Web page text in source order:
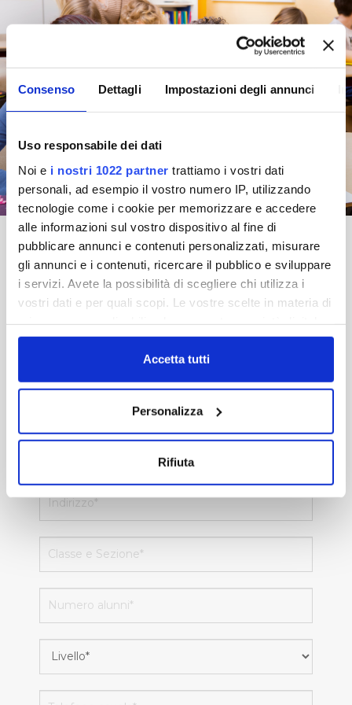
Consenso Dettagli Impostazioni degli annunci
Uso responsabile dei dati
Noi e i nostri 1022 partner trattiamo i vostri dati
personali, ad esempio il vostro numero IP, utilizzando
tecnologie come i cookie per memorizzare e accedere
alle informazioni sul vostro dispositivo al fine di
pubblicare annunci e contenuti personalizzati, misurare
gli annunci e i contenuti, ricercare il pubblico e sviluppare
i servizi. Avete la possibilità di scegliere chi utilizza i
vostri dati e per quali scopi. Le vostre scelte in materia di
in cui avete effettuato le vostre scelte. È possibile
modificare o revocare il proprio consenso in qualsiasi
momento dalla Dichiarazione sui cookie o facendo clic
Con il tuo consenso, vorremmo anche:
raccogliere informazioni sulla tua posizione
(impronte digitali).
Approfondisci come vengono elaborati i tuoi dati personali
e imposta le tue preferenze nellasezione dettagli. Puoi
modificare o ritirare il tuo consenso in qualsiasi momento
Accetta tutti
Personalizza
Rifiuta
MODULO D'ISCRIZIONE